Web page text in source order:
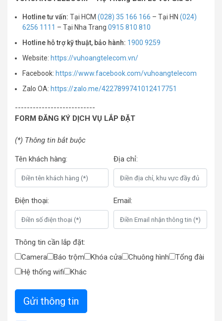
Hotline tư vấn: Tại HCM (028) 35 166 166 – Tại HN (024)
6256 1111 – Tại Nha Trang 0915 810 810
Hotline hỗ trợ kỹ thuật, bảo hành: 1900 9259
Website: https://vuhoangtelecom.vn/
Facebook: https://www.facebook.com/vuhoangtelecom
Zalo OA: https://zalo.me/4227899741012417751
---------------------------
FORM ĐĂNG KÝ DỊCH VỤ LẮP ĐẶT
(*) Thông tin bắt buộc
Tên khách hàng: Địa chỉ:
Điện thoại: Email:
Thông tin cần lắp đặt:
Camera
Báo trộm Khóa cửa Chuông hình
Tổng đài
Hệ thống wifi
Khác